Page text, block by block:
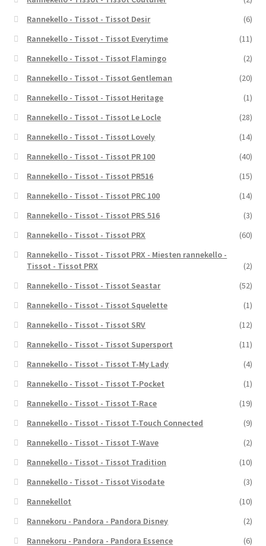
Rannekello - Tissot - Tissot Desir
(6)
Rannekello - Tissot - Tissot Everytime
(11)
Rannekello - Tissot - Tissot Flamingo
(2)
Rannekello - Tissot - Tissot Gentleman
(20)
Rannekello - Tissot - Tissot Heritage
(1)
Rannekello - Tissot - Tissot Le Locle
(28)
Rannekello - Tissot - Tissot Lovely
(14)
Rannekello - Tissot - Tissot PR 100
(40)
Rannekello - Tissot - Tissot PR516
(15)
Rannekello - Tissot - Tissot PRC 100
(14)
Rannekello - Tissot - Tissot PRS 516
(3)
Rannekello - Tissot - Tissot PRX
(60)
Rannekello - Tissot - Tissot PRX - Miesten rannekello -
Tissot - Tissot PRX
(2)
Rannekello - Tissot - Tissot Seastar
(52)
Rannekello - Tissot - Tissot Squelette
(1)
Rannekello - Tissot - Tissot SRV
(12)
Rannekello - Tissot - Tissot Supersport
(11)
Rannekello - Tissot - Tissot T-My Lady
(4)
Rannekello - Tissot - Tissot T-Pocket
(1)
Rannekello - Tissot - Tissot T-Race
(19)
Rannekello - Tissot - Tissot T-Touch Connected
(9)
Rannekello - Tissot - Tissot T-Wave
(2)
Rannekello - Tissot - Tissot Tradition
(10)
Rannekello - Tissot - Tissot Visodate
(3)
Rannekellot
(10)
Rannekoru - Pandora - Pandora Disney
(2)
Rannekoru - Pandora - Pandora Essence
(6)